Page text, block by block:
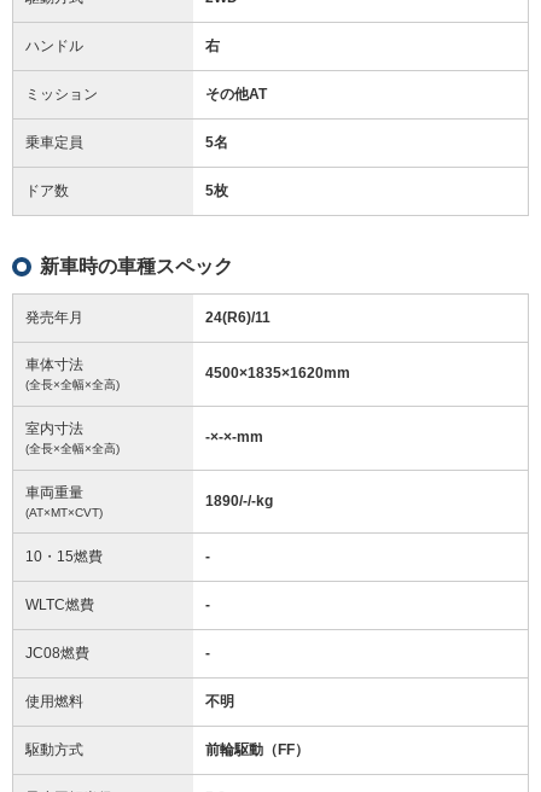
ハンドル 右
ミッション その他AT
乗車定員 5名
ドア数 5枚
新車時の車種スペック
発売年月 24(R6)/11
車体寸法
(全長×全幅×全高)
4500×1835×1620mm
室内寸法
(全長×全幅×全高)
-×-×-mm
車両重量
(AT×MT×CVT)
1890/-/-kg
10・15燃費 -
WLTC燃費 -
JC08燃費 -
使用燃料 不明
駆動方式 前輪駆動（FF）